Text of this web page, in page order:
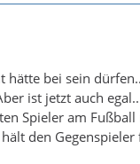
bei sein
ist jetzt auch
Spieler am
den